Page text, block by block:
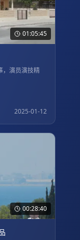
01:05:45
，演员演技精
2025-01-12
00:28:40